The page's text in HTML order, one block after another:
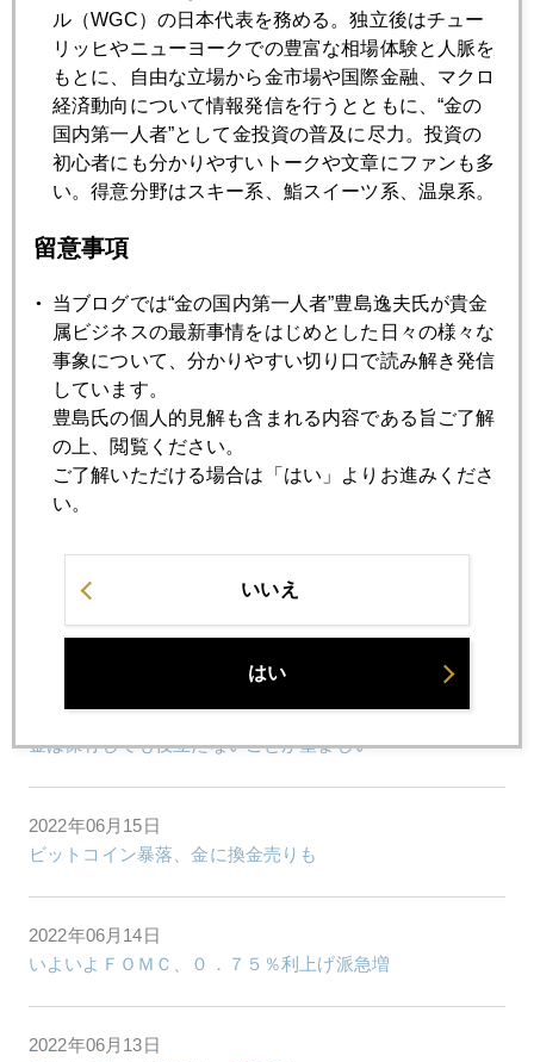
2022年06月24日
ロシアと金
2022年06月23日
年央反省会
2022年06月22日
ダ
2022年06月21日
虫の目、魚の目、鳥の目
2022年06月20日
2022年06月17日
「日銀は永遠のハト派」ヘッジファンドは１４０円狙い
2022年06月16日
金は保有しても役立たないことが望ましい
2022年06月15日
ビットコイン暴落、金に換金売りも
2022年06月14日
いよいよＦＯＭＣ、０．７５％利上げ派急増
2022年06月13日
ル（WGC）の日本代表を務める。独立後はチュー
リッヒやニューヨークでの豊富な相場体験と人脈を
もとに、自由な立場から金市場や国際金融、マクロ
経済動向について情報発信を行うとともに、“金の
国内第一人者”として金投資の普及に尽力。投資の
初心者にも分かりやすいトークや文章にファンも多
い。得意分野はスキー系、鮨スイーツ系、温泉系。
留意事項
当ブログでは“金の国内第一人者”豊島逸夫氏が貴金
属ビジネスの最新事情をはじめとした日々の様々な
事象について、分かりやすい切り口で読み解き発信
しています。
豊島氏の個人的見解も含まれる内容である旨ご了解
の上、閲覧ください。
ご了解いただける場合は「はい」よりお進みくださ
い。
いいえ
はい